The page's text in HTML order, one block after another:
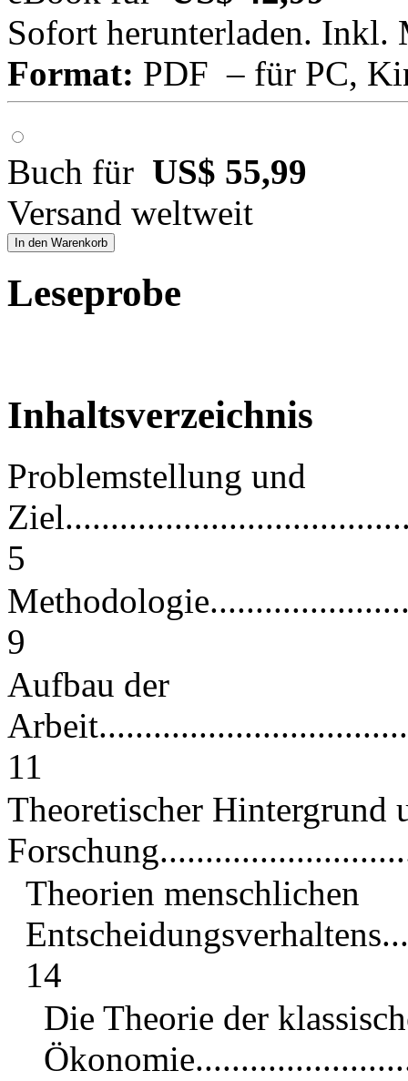
Sofort herunterladen. Inkl.
Format: PDF – für PC,
Buch für US$ 55,99
Versand weltweit
In den Warenkorb
Leseprobe
Inhaltsverzeichnis
Problemstellung und
5
9
Aufbau der
11
Theoretischer Hintergrund
Theorien menschlichen
14
Die Theorie der